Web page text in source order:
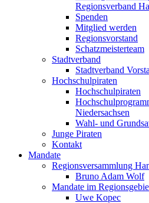
Regionsverband
Spenden
Mitglied werden
Regionsvorstand
Schatzmeisterteam
Stadtverband
Stadtverband
Hochschulpiraten
Hochschulpiraten
Niedersachsen
Wahl- und
Junge Piraten
Kontakt
Mandate
Regionsversammlung
Bruno Adam Wolf
Mandate im
Uwe Kopec